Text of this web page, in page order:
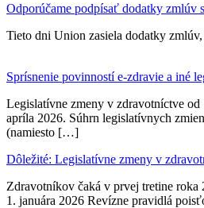
Odporúčame podpísať dodatky zmlúv
Tieto dni Union zasiela dodatky
Sprísnenie povinností e-zdravie a iné
Legislatívne zmeny v zdravotníctve
apríla 2026. Súhrn legislatívnych
(namiesto […]
Dôležité: Legislatívne zmeny v
Zdravotníkov čaká v prvej tretine
1. januára 2026 Revízne pravidlá